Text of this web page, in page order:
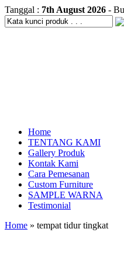
Tanggal : 7th August 2026 -
Home
TENTANG KAMI
Gallery Produk
Kontak Kami
Cara Pemesanan
Custom Furniture
SAMPLE WARNA
Testimonial
Home » tempat tidur tingkat